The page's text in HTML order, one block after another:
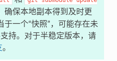
确保本地副本得到及时更
一个“快照”，可能存在未
持。对于半稳定版本，请
。